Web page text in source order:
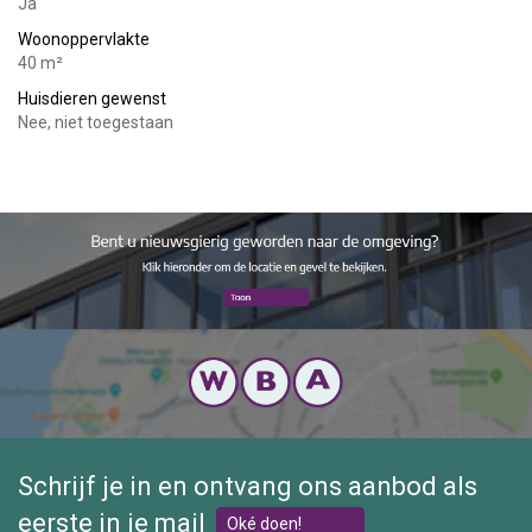
Woonoppervlakte
40 m²
Huisdieren gewenst
Nee, niet toegestaan
Schrijf je in en ontvang ons aanbod als
eerste in je mail
Oké doen!